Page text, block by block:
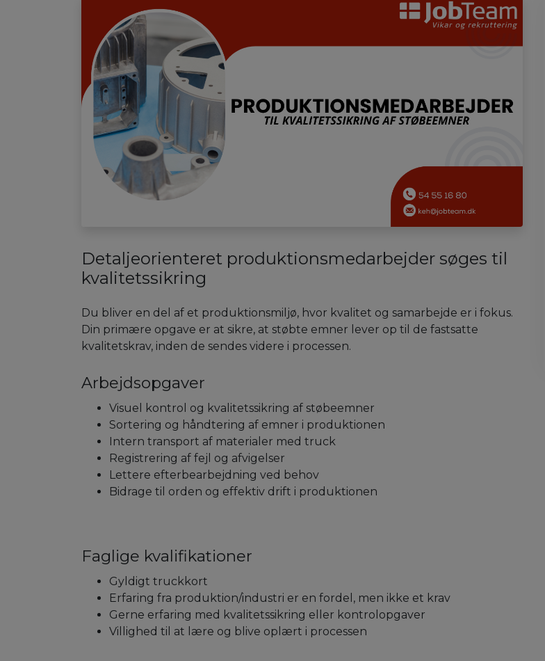
Detaljeorienteret produktionsmedarbejder søges til
kvalitetssikring
Du bliver en del af et produktionsmiljø, hvor kvalitet og samarbejde er i fokus.
Din primære opgave er at sikre, at støbte emner lever op til de fastsatte
kvalitetskrav, inden de sendes videre i processen.
Arbejdsopgaver
Visuel kontrol og kvalitetssikring af støbeemner
Sortering og håndtering af emner i produktionen
Intern transport af materialer med truck
Registrering af fejl og afvigelser
Lettere efterbearbejdning ved behov
Bidrage til orden og effektiv drift i produktionen
Faglige kvalifikationer
Gyldigt truckkort
Erfaring fra produktion/industri er en fordel, men ikke et krav
Gerne erfaring med kvalitetssikring eller kontrolopgaver
Villighed til at lære og blive oplært i processen